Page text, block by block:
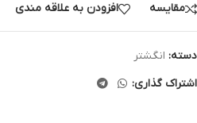
مقایسه
افزودن به علاقه مندی
دسته: انگشتر
اشتراک گذاری: